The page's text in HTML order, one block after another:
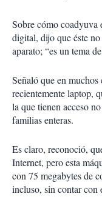
Sobre cómo coadyuva
digital, dijo que éste
aparato; “es un tema
Señaló que en
recientemente laptop,
la que tienen acceso
familias enteras.
Es claro, reconoció,
Internet, pero esta
con 75 megabytes de
incluso, sin contar con